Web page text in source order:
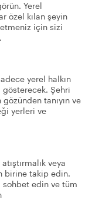
Yerel
özel kılan şeyin
için sizi
yerel halkın
Şehri
gözünden tanıyın ve
yerleri ve
veya
birine takip edin.
sohbet edin ve tüm